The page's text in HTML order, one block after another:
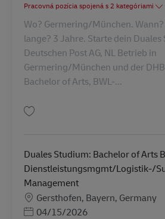
Pracovná pozícia spojená s 2 kategóriami
Wo? Germering/München.
lange? 3 Jahre. Starte dein
Deutschen Post AG, NL Betrieb in
Germering/München und der
Bachelor of Arts, BWL-...
Duales Studium: Bachelor of Arts
Dienstleistungsmgmt/Logistik-/
Management
MiestoGersthofen, Bayern, Germany
Posted Date
04/15/2026